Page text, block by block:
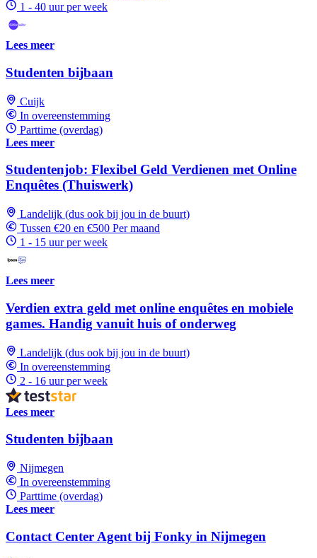
1 - 40 uur per week
Lees meer
Studenten bijbaan
Cuijk
In overeenstemming
Parttime (overdag)
Lees meer
Studentenjob: Flexibel Geld Verdienen met Online
Enquêtes (Thuiswerk)
Landelijk (dus ook bij jou in de buurt)
Tussen €20 en €500 Per maand
1 - 15 uur per week
Lees meer
Verdien extra geld met online enquêtes en mobiele
games. Handig vanuit huis of onderweg
Landelijk (dus ook bij jou in de buurt)
In overeenstemming
2 - 16 uur per week
Lees meer
Studenten bijbaan
Nijmegen
In overeenstemming
Parttime (overdag)
Lees meer
Contact Center Agent bij Fonky in Nijmegen